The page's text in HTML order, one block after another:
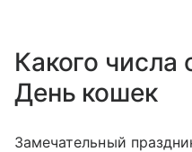
Какого числа
День кошек
Замечательный